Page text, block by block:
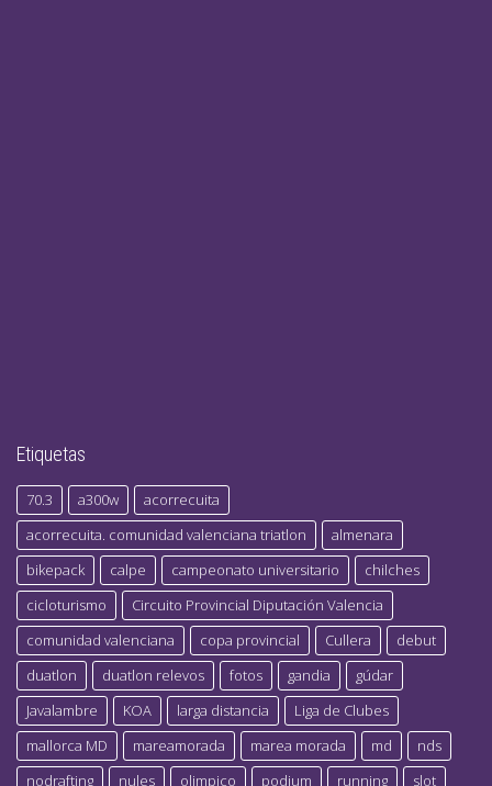
Etiquetas
70.3 a300w
acorrecuita
acorrecuita. comunidad valenciana triatlon
almenara
bikepack
calpe campeonato universitario
chilches
cicloturismo
Circuito Provincial Diputación Valencia
comunidad valenciana
copa provincial Cullera
debut
duatlon
duatlon relevos fotos gandia
gúdar
Javalambre
KOA larga distancia
Liga de Clubes
mallorca MD
mareamorada marea morada md
nds
nodrafting
nules olimpico podium running slot